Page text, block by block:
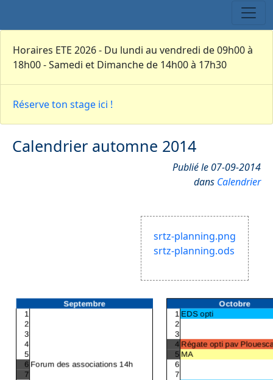
Horaires ETE 2026 - Du lundi au vendredi de 09h00 à
18h00 - Samedi et Dimanche de 14h00 à 17h30
Réserve ton stage ici !
Calendrier automne 2014
Publié le 07-09-2014
dans Calendrier
srtz-planning.png
srtz-planning.ods